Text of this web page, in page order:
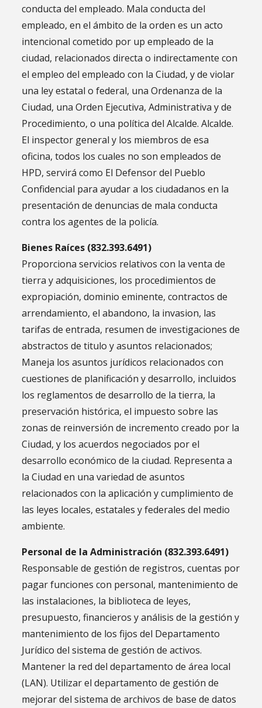
conducta del empleado. Mala conducta del
empleado, en el ámbito de la orden es un acto
intencional cometido por up empleado de la
ciudad, relacionados directa o indirectamente con
el empleo del empleado con la Ciudad, y de violar
una ley estatal o federal, una Ordenanza de la
Ciudad, una Orden Ejecutiva, Administrativa y de
Procedimiento, o una política del Alcalde. Alcalde.
El inspector general y los miembros de esa
oficina, todos los cuales no son empleados de
HPD, servirá como El Defensor del Pueblo
Confidencial para ayudar a los ciudadanos en la
presentación de denuncias de mala conducta
contra los agentes de la policía.
Bienes Raíces (832.393.6491)
Proporciona servicios relativos con la venta de
tierra y adquisiciones, los procedimientos de
expropiación, dominio eminente, contractos de
arrendamiento, el abandono, la invasion, las
tarifas de entrada, resumen de investigaciones de
abstractos de titulo y asuntos relacionados;
Maneja los asuntos jurídicos relacionados con
cuestiones de planificación y desarrollo, incluidos
los reglamentos de desarrollo de la tierra, la
preservación histórica, el impuesto sobre las
zonas de reinversión de incremento creado por la
Ciudad, y los acuerdos negociados por el
desarrollo económico de la ciudad. Representa a
la Ciudad en una variedad de asuntos
relacionados con la aplicación y cumplimiento de
las leyes locales, estatales y federales del medio
ambiente.
Personal de la Administración (832.393.6491)
Responsable de gestión de registros, cuentas por
pagar funciones con personal, mantenimiento de
las instalaciones, la biblioteca de leyes,
presupuesto, financieros y análisis de la gestión y
mantenimiento de los fijos del Departamento
Jurídico del sistema de gestión de activos.
Mantener la red del departamento de área local
(LAN). Utilizar el departamento de gestión de
mejorar del sistema de archivos de base de datos